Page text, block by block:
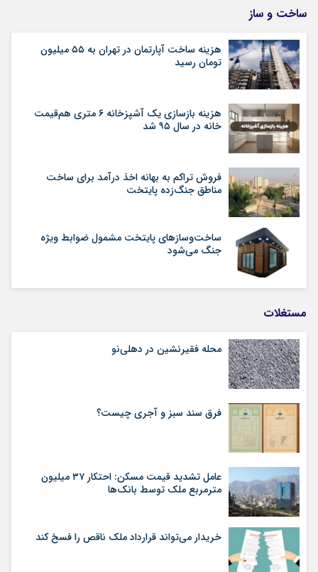
ساخت و ساز
هزینه ساخت آپارتمان در تهران به ۵۵ میلیون
تومان رسید
هزینه بازسازی یک آشپزخانه ۶ متری هم‌قیمت
خانه در سال ۹۵ شد
فروش تراکم به بهانه اخذ درآمد برای ساخت
مناطق جنگ‌زده پایتخت
ساخت‌وسازهای پایتخت مشمول ضوابط ویژه
جنگ می‌شود
مستغلات
محله فقیرنشین در دهلی‏‌نو
فرق سند سبز و آجری چیست؟
عامل تشدید قیمت مسکن: احتکار ۳۷ میلیون
مترمربع ملک توسط بانک‌ها
خریدار می‌تواند قرارداد ملک ناقص را فسخ کند